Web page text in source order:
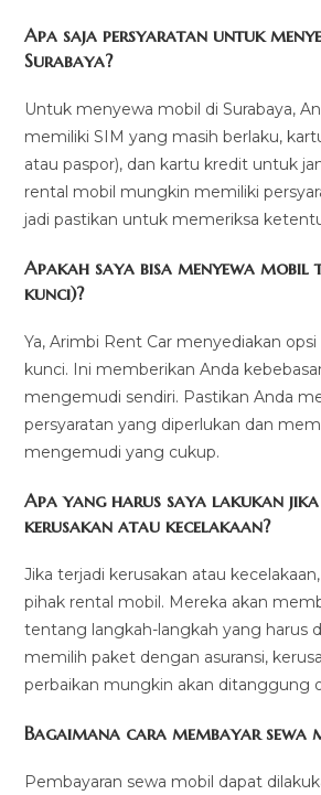
Apa saja persyaratan untuk
Surabaya?
Untuk menyewa mobil di Surabaya,
memiliki SIM yang masih berlaku,
atau paspor), dan kartu kredit untuk
rental mobil mungkin memiliki
jadi pastikan untuk memeriksa
Apakah saya bisa menyewa mobil
kunci)?
Ya, Arimbi Rent Car menyediakan
kunci. Ini memberikan Anda
mengemudi sendiri. Pastikan Anda
persyaratan yang diperlukan dan
mengemudi yang cukup.
Apa yang harus saya lakukan
kerusakan atau kecelakaan?
Jika terjadi kerusakan atau
pihak rental mobil. Mereka akan
tentang langkah-langkah yang harus
memilih paket dengan asuransi,
perbaikan mungkin akan ditanggung
Bagaimana cara membayar sewa
Pembayaran sewa mobil dapat